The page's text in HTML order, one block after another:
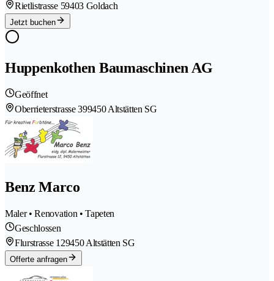
Rietlistrasse 59403 Goldach
Jetzt buchen
Huppenkothen Baumaschinen AG
Geöffnet
Oberrieterstrasse 399450 Altstätten SG
Benz Marco
Maler • Renovation • Tapeten
Geschlossen
Flurstrasse 129450 Altstätten SG
Offerte anfragen